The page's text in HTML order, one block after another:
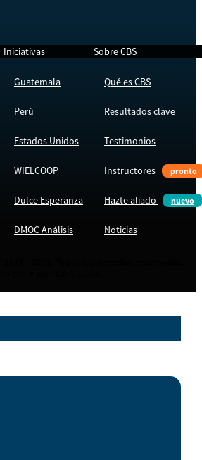
Iniciativas
Guatemala
Perú
Estados Unidos
WIELCOOP
Dulce Esperanza
DMOC Análisis
Sobre CBS
Qué es CBS
Resultados clave
Testimonios
Instructores pronto
Hazte aliado nuevo
Noticias